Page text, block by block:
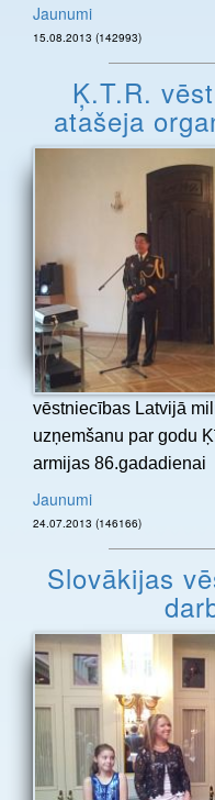
Jaunumi
15.08.2013 (142993)
Ķ.T.R.
atašeja
vēstniecības Latvijā
uzņemšanu par godu
armijas 86.gadadienai
Jaunumi
24.07.2013 (146166)
Slovākijas